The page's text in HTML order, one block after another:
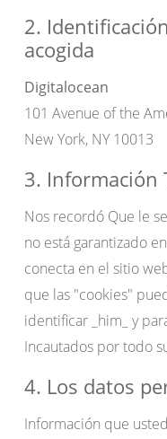
2.
acogida
Digitalocean
101 Avenue of the
New York, NY 10013
3. Información
Nos recordó Que le
no está garantizado
conecta en el sitio
que las "cookies"
identificar _him_ y
Incautados por todo
4. Los datos
Información que